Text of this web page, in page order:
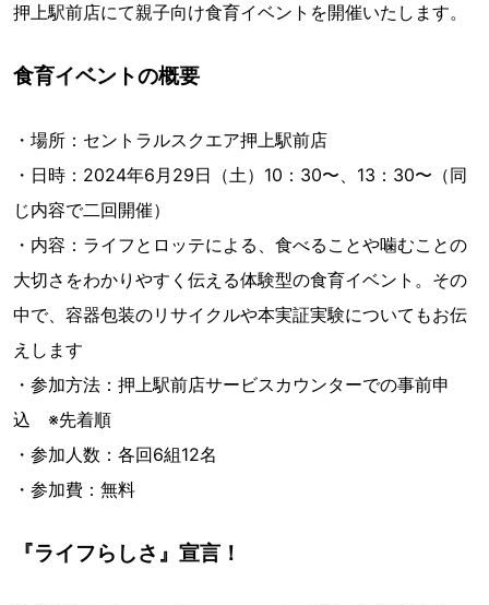
押上駅前店にて親子向け食育イベントを開催いたします。
食育イベントの概要
・場所：セントラルスクエア押上駅前店
・日時：2024年6月29日（土）10：30〜、13：30〜（同
じ内容で二回開催）
・内容：ライフとロッテによる、食べることや噛むことの
大切さをわかりやすく伝える体験型の食育イベント。その
中で、容器包装のリサイクルや本実証実験についてもお伝
えします
・参加方法：押上駅前店サービスカウンターでの事前申
込 ※先着順
・参加人数：各回6組12名
・参加費：無料
『ライフらしさ』宣言！